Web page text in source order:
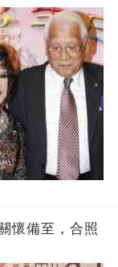
懷備至，合照